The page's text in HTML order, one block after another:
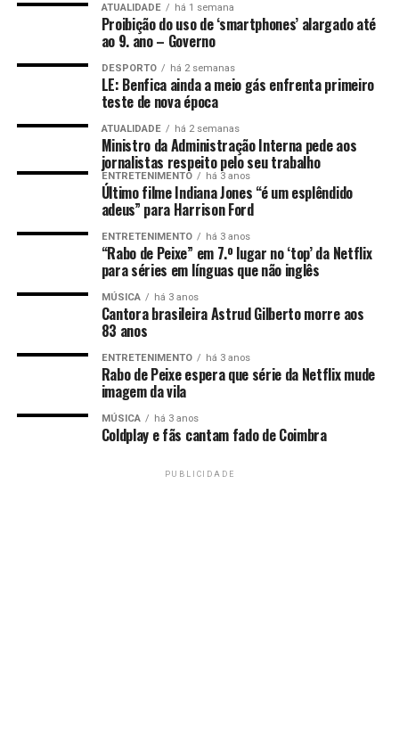
ATUALIDADE há 1 semana
Proibição do uso de ‘smartphones’ alargado até
ao 9. ano – Governo
DESPORTO há 2 semanas
LE: Benfica ainda a meio gás enfrenta primeiro
teste de nova época
ATUALIDADE há 2 semanas
Ministro da Administração Interna pede aos
jornalistas respeito pelo seu trabalho
ENTRETENIMENTO há 3 anos
Último filme Indiana Jones “é um esplêndido
adeus” para Harrison Ford
ENTRETENIMENTO há 3 anos
“Rabo de Peixe” em 7.º lugar no ‘top’ da Netflix
para séries em línguas que não inglês
MÚSICA há 3 anos
Cantora brasileira Astrud Gilberto morre aos
83 anos
ENTRETENIMENTO há 3 anos
Rabo de Peixe espera que série da Netflix mude
imagem da vila
MÚSICA há 3 anos
Coldplay e fãs cantam fado de Coimbra
PUBLICIDADE